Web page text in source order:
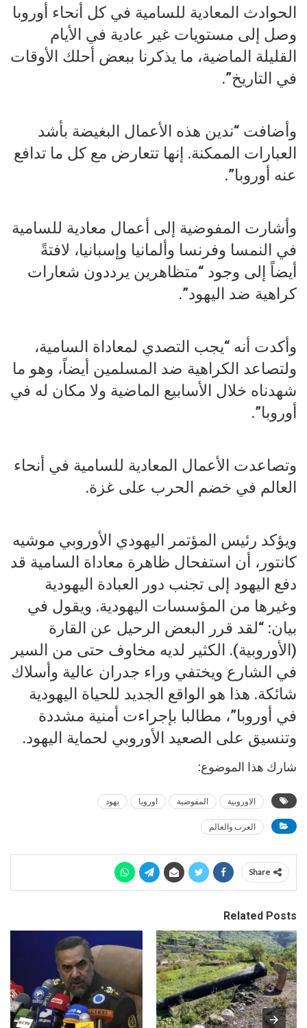
الحوادث المعادية للسامية في كل أنحاء أوروبا
وصل إلى مستويات غير عادية في الأيام
القليلة الماضية، ما يذكرنا ببعض أحلك الأوقات
في التاريخ”.
وأضافت “ندين هذه الأعمال البغيضة بأشد
العبارات الممكنة. إنها تتعارض مع كل ما تدافع
عنه أوروبا”.
وأشارت المفوضية إلى أعمال معادية للسامية
في النمسا وفرنسا وألمانيا وإسبانيا، لافتةً
أيضاً إلى وجود “متظاهرين يرددون شعارات
كراهية ضد اليهود”.
وأكدت أنه “يجب التصدي لمعاداة السامية،
ولتصاعد الكراهية ضد المسلمين أيضاً، وهو ما
شهدناه خلال الأسابيع الماضية ولا مكان له في
أوروبا”.
وتصاعدت الأعمال المعادية للسامية في أنحاء
العالم في خضم الحرب على غزة.
ويؤكد رئيس المؤتمر اليهودي الأوروبي موشيه
كانتور، أن استفحال ظاهرة معاداة السامية قد
دفع اليهود إلى تجنب دور العبادة اليهودية
وغيرها من المؤسسات اليهودية. ويقول في
بيان: “لقد قرر البعض الرحيل عن القارة
(الأوروبية). الكثير لديه مخاوف حتى من السير
في الشارع ويختفي وراء جدران عالية وأسلاك
شائكة. هذا هو الواقع الجديد للحياة اليهودية
في أوروبا”، مطالبا بإجراءت أمنية مشددة
وتنسيق على الصعيد الأوروبي لحماية اليهود.
شارك هذا الموضوع:
الاوروبية المفوضية اوروبا يهود
العرب والعالم
Share
Related Posts